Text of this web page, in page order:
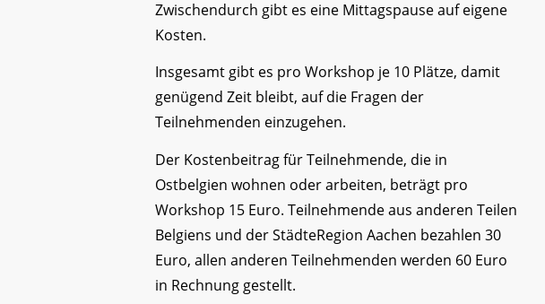
Zwischendurch gibt es eine Mittagspause auf eigene
Kosten.
Insgesamt gibt es pro Workshop je 10 Plätze, damit
genügend Zeit bleibt, auf die Fragen der
Teilnehmenden einzugehen.
Der Kostenbeitrag für Teilnehmende, die in
Ostbelgien wohnen oder arbeiten, beträgt pro
Workshop 15 Euro. Teilnehmende aus anderen Teilen
Belgiens und der StädteRegion Aachen bezahlen 30
Euro, allen anderen Teilnehmenden werden 60 Euro
in Rechnung gestellt.